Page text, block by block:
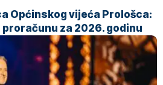
Općinskog vijeća Prološca:
za 2026. godinu